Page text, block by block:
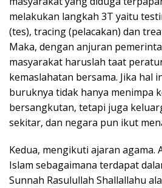
melakukan langkah 3T yaitu
(tes), tracing (pelacakan) dan
Maka, dengan anjuran
masyarakat haruslah taat
kemaslahatan bersama. Jika hal
buruknya tidak hanya menimpa
bersangkutan, tetapi juga
sekitar, dan negara pun ikut
Kedua, mengikuti ajaran agama.
Islam sebagaimana terdapat
Sunnah Rasulullah Shallallahu